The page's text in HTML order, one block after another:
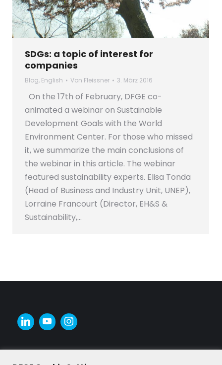
SDGs: a topic of interest for
companies
Blog, English Von Fleissner 3. März 2016
On the 17th of February, DFGE co-
animated a webinar on Sustainable
Development Goals with the World
Environment Center. For those who missed
it, we summarize the main conclusions of
the webinar in this article. The webinar
featured sustainability experts. Elisa Tonda
(Head of Business and Industry Unit, UNEP),
Lorraine Francourt (Director, EH&S &
Sustainability,…